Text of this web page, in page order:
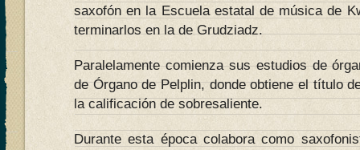
saxofón en la Escuela estatal de música de
terminarlos en la de Grudziadz.
Paralelamente comienza sus estudios de
de Órgano de Pelplin, donde obtiene el título
la calificación de sobresaliente.
Durante esta época colabora como